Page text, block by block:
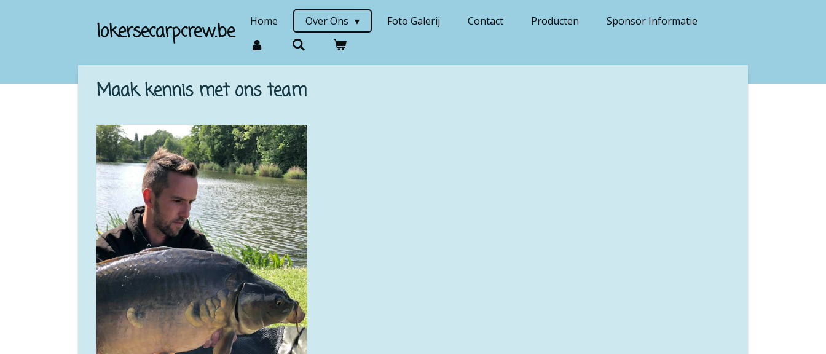
lokersecarpcrew.be Home Over Ons Foto Galerij Contact Producten Sponsor Informatie
Maak kennis met ons team